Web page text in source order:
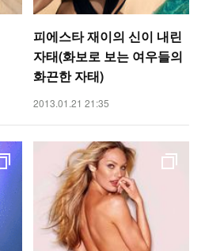
피에스타 재이의 신이 내린
자태(화보로 보는 여우들의
화끈한 자태)
2013.01.21 21:35